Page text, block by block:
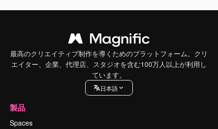
最高のクリエイティブ制作を導くためのプラットフォーム。クリ
エイター、企業、代理店、スタジオを含む100万人以上が利用し
ています。
日本語
製品
Spaces